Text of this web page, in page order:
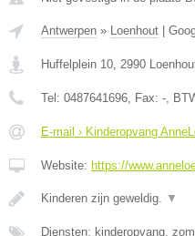
Antwerpen » Loenhout
Huffelplein 10, 2990
Tel: 0487641696, Fax: -,
E-mail › Kinderopvang
Website: https://
Kinderen zijn geweldig. ▼
Diensten: kinderopvang,